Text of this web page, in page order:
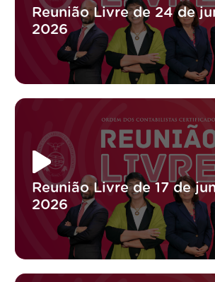
Reunião Livre de 24 de
2026
Reunião Livre de 17 de
2026